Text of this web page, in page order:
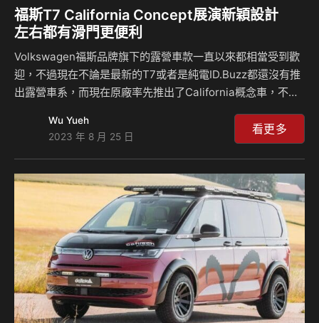
福斯T7 California Concept展演新穎設計
左右都有滑門更便利
Volkswagen福斯品牌旗下的露營車款一直以來都相當受到歡
迎，不過現在不論是最新的T7或者是純電ID.Buzz都還沒有推
出露營車系，而現在原廠率先推出了California概念車，不僅
門設計，雖然這只是概念而已，但相信在真實的量產車上也會
朝這個方向進行規劃。 目前這輛California還是概念車而已，
因此關於動力細節部分並沒有公開，但是在T7 Multivna身上
的eHybrid系統當中是採用1.4升四缸引擎搭配電動馬達擁有
218匹(PS)的綜效馬力，而因為PHEV的緣故，讓車輛擁有更
充分的電源進行露營使用，當然這輛車跟1988年以來…
Wu Yueh
2023 年 8 月 25 日
看更多